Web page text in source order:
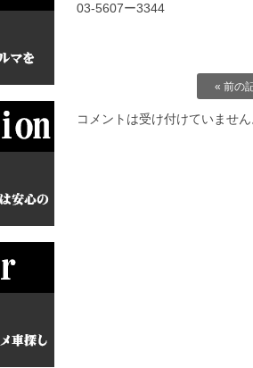
03-5607ー3344
« 前の
コメントは受け付けていませ